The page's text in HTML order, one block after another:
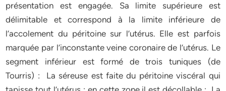
présentation est engagée. Sa limite supérieure est
délimitable et correspond à la limite inférieure de
l’accolement du péritoine sur l’utérus. Elle est parfois
marquée par l’inconstante veine coronaire de l’utérus. Le
segment inférieur est formé de trois tuniques (de
Tourris) : La séreuse est faite du péritoine viscéral qui